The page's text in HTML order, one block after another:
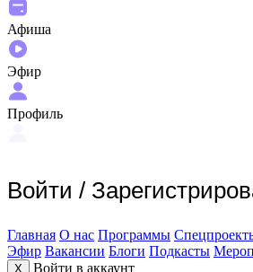
Афиша
Эфир
Профиль
Войти /
Главная О нас Программы
Эфир Вакансии Блоги Подкасты
X
Войти в аккаунт